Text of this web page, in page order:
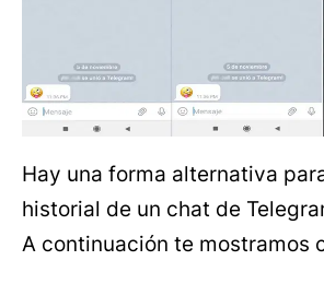
Hay una forma alternativa
historial de un chat de
A continuación te mostramos